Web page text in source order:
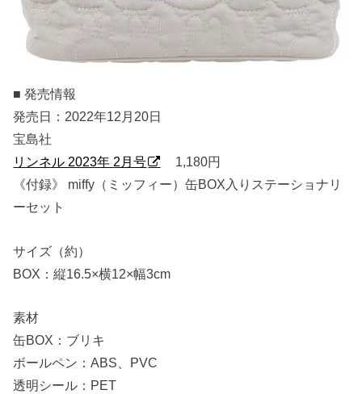
■ 発売情報
発売日：2022年12月20日
宝島社
リンネル 2023年 2月号
1,180円
《付録》 miffy（ミッフィー）缶BOX入りステーショナリ
ーセット
サイズ（約）
BOX：縦16.5×横12×幅3cm
素材
缶BOX：ブリキ
ボールペン：ABS、PVC
透明シール：PET